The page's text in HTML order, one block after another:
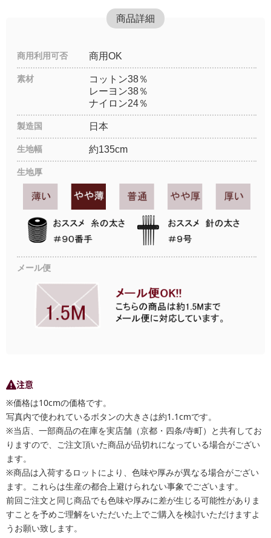
商品詳細
商用利用可否 商用OK
素材
コットン38％
レーヨン38％
ナイロン24％
製造国 日本
生地幅 約135cm
生地厚
メール便
注意
※価格は10cmの価格です。
写真内で使われているボタンの大きさは約1.1cmです。
※当店、一部商品の在庫を実店舗（京都・四条/寺町）と共有してお
りますので、ご注文頂いた商品が品切れになっている場合がござい
ます。
※商品は入荷するロットにより、色味や厚みが異なる場合がござい
ます。これらは生産の都合上避けられない事象でございます。
前回ご注文と同じ商品でも色味や厚みに差が生じる可能性がありま
すことを予めご理解をいただいた上でご購入を検討いただけますよ
うお願い致します。